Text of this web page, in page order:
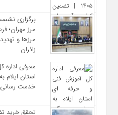
برگزاری
مرز مهران؛
مرزها و
زائران
معرفی
استان ایلام
خدمت‌ رسانی